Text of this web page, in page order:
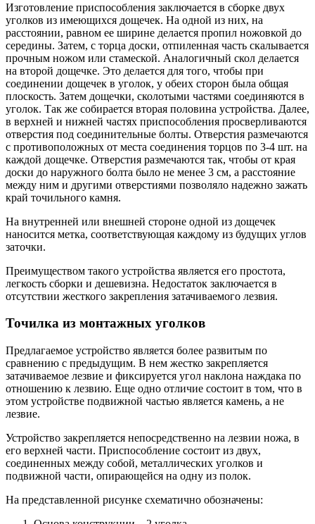
Изготовление приспособления заключается в сборке двух
уголков из имеющихся дощечек. На одной из них, на
расстоянии, равном ее ширине делается пропил ножовкой до
середины. Затем, с торца доски, отпиленная часть скалывается
прочным ножом или стамеской. Аналогичный скол делается
на второй дощечке. Это делается для того, чтобы при
соединении дощечек в уголок, у обеих сторон была общая
плоскость. Затем дощечки, сколотыми частями соединяются в
уголок. Так же собирается вторая половина устройства. Далее,
в верхней и нижней частях приспособления просверливаются
отверстия под соединительные болты. Отверстия размечаются
с противоположных от места соединения торцов по 3-4 шт. на
каждой дощечке. Отверстия размечаются так, чтобы от края
доски до наружного болта было не менее 3 см, а расстояние
между ним и другими отверстиями позволяло надежно зажать
край точильного камня.
На внутренней или внешней стороне одной из дощечек
наносится метка, соответствующая каждому из будущих углов
заточки.
Преимуществом такого устройства является его простота,
легкость сборки и дешевизна. Недостаток заключается в
отсутствии жесткого закрепления затачиваемого лезвия.
Точилка из монтажных уголков
Предлагаемое устройство является более развитым по
сравнению с предыдущим. В нем жестко закрепляется
затачиваемое лезвие и фиксируется угол наклона наждака по
отношению к лезвию. Еще одно отличие состоит в том, что в
этом устройстве подвижной частью является камень, а не
лезвие.
Устройство закрепляется непосредственно на лезвии ножа, в
его верхней части. Приспособление состоит из двух,
соединенных между собой, металлических уголков и
подвижной части, опирающейся на одну из полок.
На представленной рисунке схематично обозначены: